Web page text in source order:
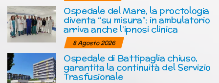
Ospedale del Mare, la proctologia
diventa “su misura”: in ambulatorio
arriva anche l’ipnosi clinica
8 Agosto 2026
Ospedale di Battipaglia chiuso,
garantita la continuità del Servizio
Trasfusionale